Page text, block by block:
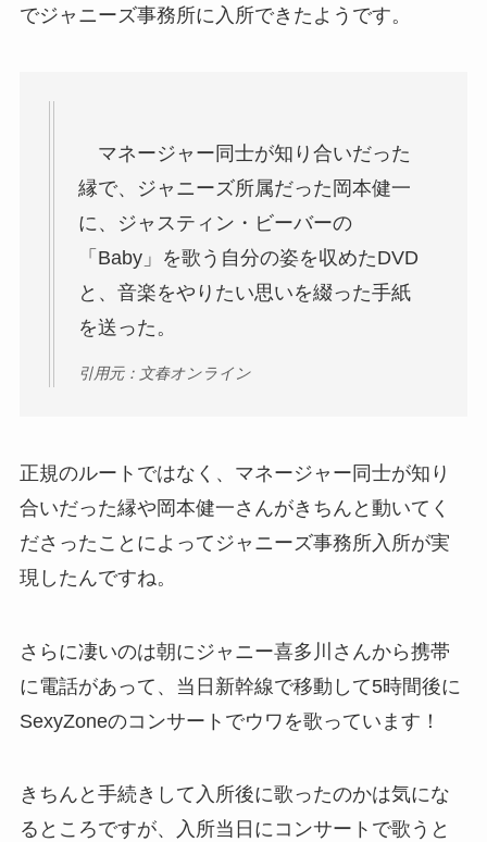
でジャニーズ事務所に入所できたようです。
マネージャー同士が知り合いだった
縁で、ジャニーズ所属だった岡本健一
に、ジャスティン・ビーバーの
「Baby」を歌う自分の姿を収めたDVD
と、音楽をやりたい思いを綴った手紙
を送った。
引用元：文春オンライン
正規のルートではなく、マネージャー同士が知り
合いだった縁や岡本健一さんがきちんと動いてく
ださったことによってジャニーズ事務所入所が実
現したんですね。
さらに凄いのは朝にジャニー喜多川さんから携帯
に電話があって、当日新幹線で移動して5時間後に
SexyZoneのコンサートでウワを歌っています！
きちんと手続きして入所後に歌ったのかは気にな
るところですが、入所当日にコンサートで歌うと